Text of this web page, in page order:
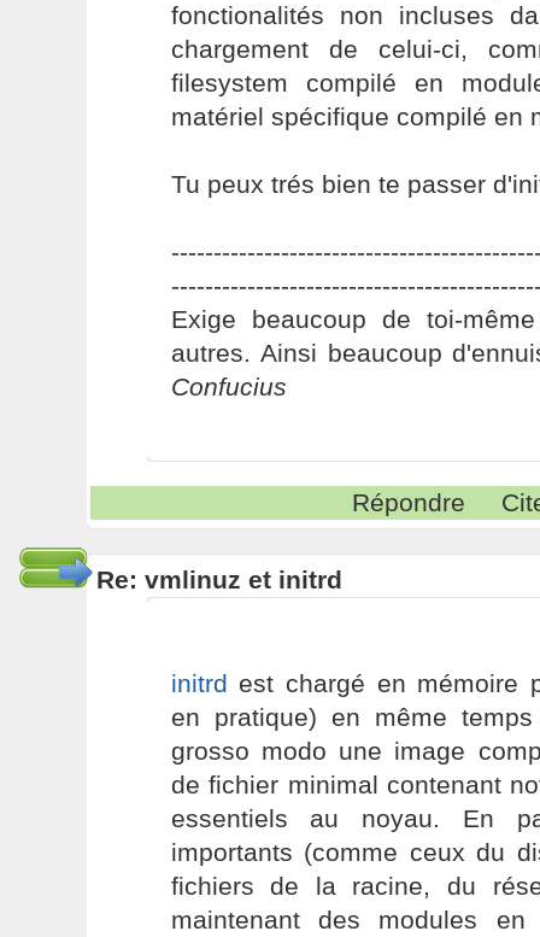
fonctionalités non incluses
chargement de celui-ci,
filesystem compilé en
matériel spécifique compilé en
Tu peux trés bien te passer
Exige beaucoup de toi-
autres. Ainsi beaucoup
Confucius
Répondre
Re: vmlinuz et initrd
initrd est chargé en mémoire
en pratique) en même
grosso modo une image
de fichier minimal contenant
essentiels au noyau. En
importants (comme ceux du
fichiers de la racine, du
maintenant des modules